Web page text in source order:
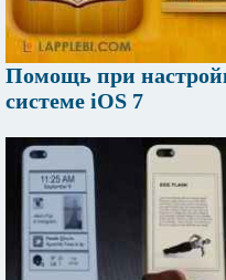
Помощь при
системе iOS 7